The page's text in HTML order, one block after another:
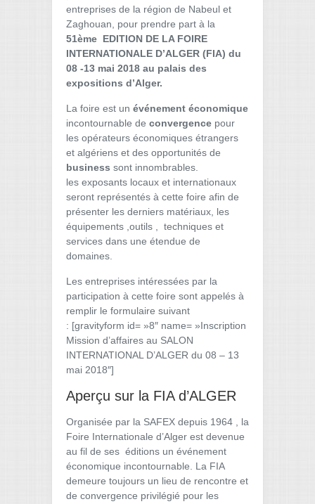
entreprises de la région de Nabeul et
Zaghouan, pour prendre part à la
51ème EDITION DE LA FOIRE
INTERNATIONALE D’ALGER (FIA) du
08 -13 mai 2018 au palais des
expositions d’Alger.
La foire est un événement économique
incontournable de convergence pour
les opérateurs économiques étrangers
et algériens et des opportunités de
business sont innombrables.
les exposants locaux et internationaux
seront représentés à cette foire afin de
présenter les derniers matériaux, les
équipements ,outils , techniques et
services dans une étendue de
domaines.
Les entreprises intéressées par la
participation à cette foire sont appelés à
remplir le formulaire suivant
: [gravityform id= »8″ name= »Inscription
Mission d’affaires au SALON
INTERNATIONAL D’ALGER du 08 – 13
mai 2018″]
Aperçu sur la FIA d’ALGER
Organisée par la SAFEX depuis 1964 , la
Foire Internationale d’Alger est devenue
au fil de ses éditions un événement
économique incontournable. La FIA
demeure toujours un lieu de rencontre et
de convergence privilégié pour les